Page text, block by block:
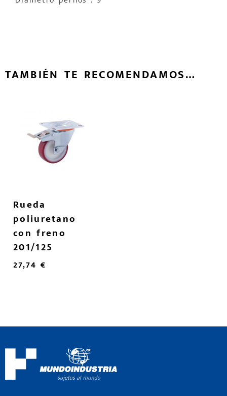
TAMBIÉN TE RECOMENDAMOS…
Rueda
poliuretano
con freno
201/125
27,74€